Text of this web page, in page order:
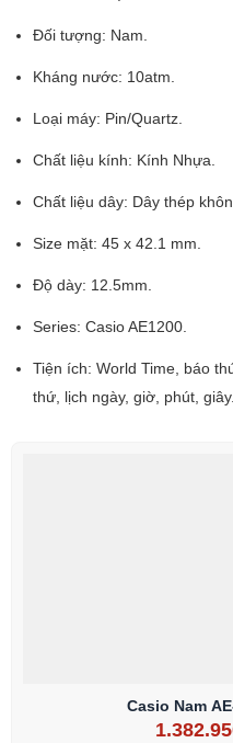
Đối tượng: Nam.
Kháng nước: 10atm.
Loại máy: Pin/Quartz.
Chất liệu kính: Kính Nhựa.
Chất liệu dây: Dây thép
Size mặt: 45 x 42.1 mm.
Độ dày: 12.5mm.
Series: Casio AE1200.
Tiện ích: World Time, báo
thứ, lịch ngày, giờ, phút, giây.
Casio Nam